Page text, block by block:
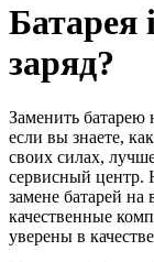
Батарея
заряд?
Заменить батарею
если вы знаете,
своих силах,
сервисный центр.
замене батарей
качественные
уверены в